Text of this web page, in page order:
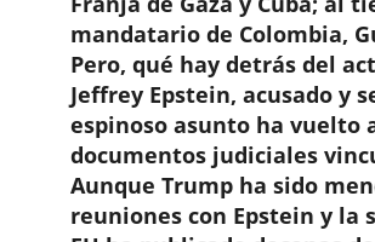
mandatario de Colombia,
Pero, qué hay detrás del
Jeffrey Epstein, acusado y
espinoso asunto ha vuelto
documentos judiciales
Aunque Trump ha sido
reuniones con Epstein y la